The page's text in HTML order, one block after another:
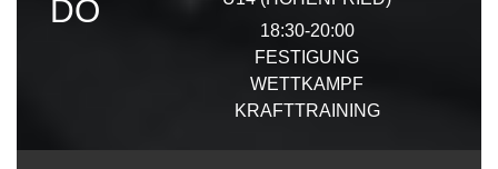
DO
18:30-20:00
FESTIGUNG
WETTKAMPF
KRAFTTRAINING